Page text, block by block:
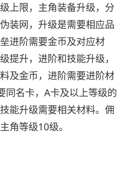
上限，主角装备升级，分
装网，升级是需要相应品
进阶需要金币及对应材
提升，进阶和技能升级，
及金币，进阶需要进阶材
同名卡，A卡及以上等级的
能升级需要相关材料。佣
角等级10级。